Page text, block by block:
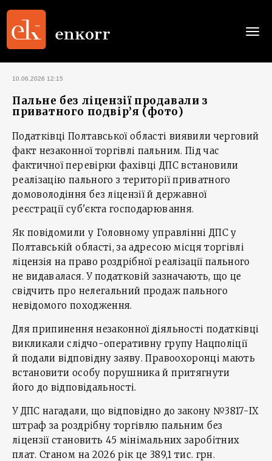
10.06.2026 12:15
Пальне без ліцензії продавали з
приватного подвір’я (фото)
Податківці Полтавської області виявили черговий
факт незаконної торгівлі пальним. Під час
фактичної перевірки фахівці ДПС встановили
реалізацію пального з території приватного
домоволодіння без ліцензії й державної
реєстрації суб'єкта господарювання.
Як повідомили у Головному управлінні ДПС у
Полтавській області, за адресою місця торгівлі
ліцензія на право роздрібної реалізації пального
не видавалася. У податковій зазначають, що це
свідчить про нелегальний продаж пального
невідомого походження.
Для припинення незаконної діяльності податківці
викликали слідчо-оперативну групу Нацполіції
й подали відповідну заяву. Правоохоронці мають
встановити особу порушника й притягнути
його до відповідальності.
У ДПС нагадали, що відповідно до закону №3817-IX
штраф за роздрібну торгівлю пальним без
ліцензії становить 45 мінімальних заробітних
плат. Станом на 2026 рік це 389,1 тис. грн.